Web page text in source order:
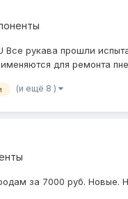
рукава прошли
для ремонта
(и ещё 8 )
за 7000 руб. Новые.